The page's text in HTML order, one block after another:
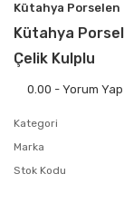
Kütahya Porselen
Kütahya
Çelik Kulplu
0.00 - Yorum Yap
Kategori
Marka
Stok Kodu